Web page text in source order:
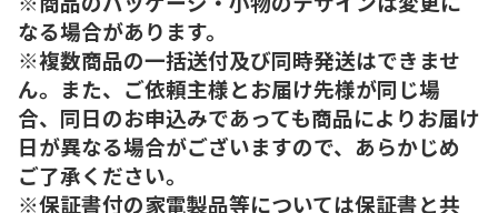
なる場合があります。
※複数商品の一括送付及び同時発送はできませ
ん。また、ご依頼主様とお届け先様が同じ場
合、同日のお申込みであっても商品によりお届け
日が異なる場合がございますので、あらかじめ
ご了承ください。
※保証書付の家電製品等については保証書と共